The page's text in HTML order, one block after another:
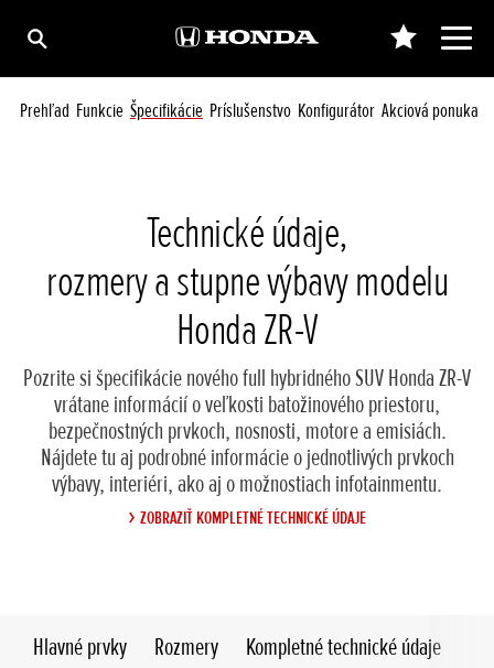
Prehľad Funkcie Špecifikácie Príslušenstvo Konfigurátor Akciová ponuka
Technické údaje,
rozmery a stupne výbavy modelu
Honda ZR-V
Pozrite si špecifikácie nového full hybridného SUV Honda ZR-V
vrátane informácií o veľkosti batožinového priestoru,
bezpečnostných prvkoch, nosnosti, motore a emisiách.
Nájdete tu aj podrobné informácie o jednotlivých prvkoch
výbavy, interiéri, ako aj o možnostiach infotainmentu.
ZOBRAZIŤ KOMPLETNÉ TECHNICKÉ ÚDAJE
Hlavné prvky Rozmery Kompletné technické údaje